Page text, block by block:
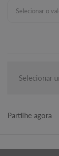
Selecionar
Partilhe agora